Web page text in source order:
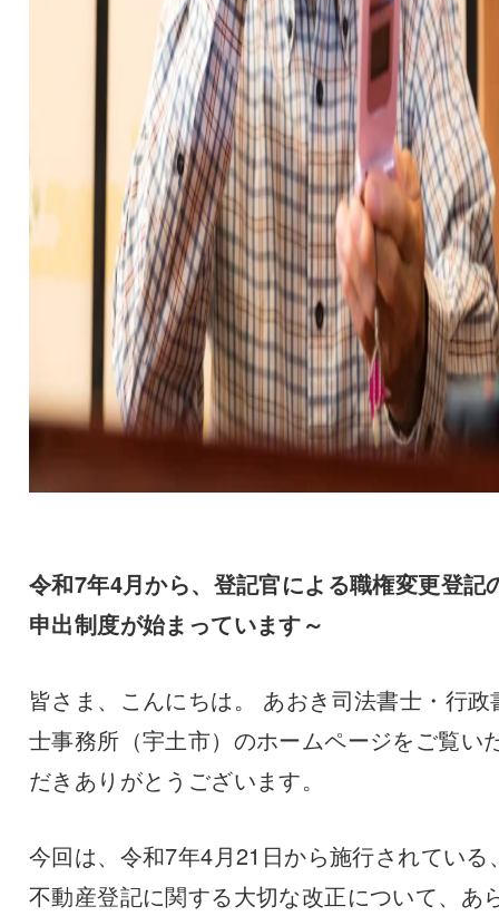
令和7年4月から、登記官による職権変更登記
申出制度が始まっています～
皆さま、こんにちは。 あおき司法書士・行政
士事務所（宇土市）のホームページをご覧い
だきありがとうございます。
今回は、令和7年4月21日から施行されている
不動産登記に関する大切な改正について、あ